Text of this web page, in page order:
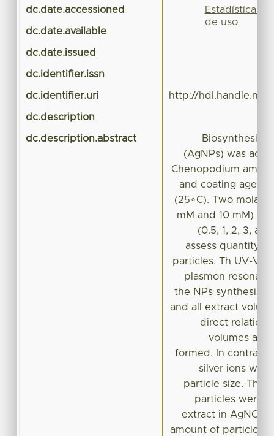
dc.date.accessioned
dc.date.available
dc.date.issued
dc.identifier.issn
dc.identifier.uri http://hdl.handle.net/
dc.description
dc.description.abstract
Biosynthesis
(AgNPs) was
Chenopodium
and coating agent
(25∘C). Two molar
mM and 10 mM)
(0.5, 1, 2, 3,
assess quantity,
particles. Th UV-Vis
plasmon
the NPs
and all extract
direct
volumes
formed. In contrast,
silver ions was
particle size. Th
particles were
extract in AgNO3
amount of particles
Estadísticas
de uso